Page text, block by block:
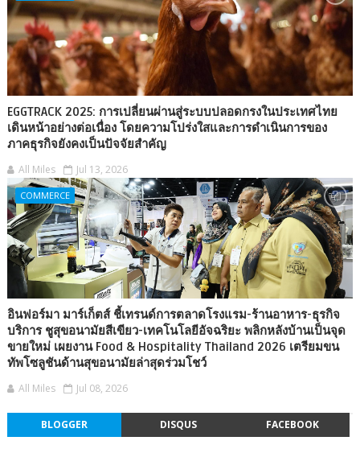
EGGTRACK 2025: การเปลี่ยนผ่านสู่ระบบปลอดกรงในประเทศไทย
เดินหน้าอย่างต่อเนื่อง โดยความโปร่งใสและการดำเนินการของ
ภาคธุรกิจยังคงเป็นปัจจัยสำคัญ
All Miles Jul 13, 2026
COMMERCE
อินฟอร์มา มาร์เก็ตส์ ชี้เทรนด์การตลาดโรงแรม-ร้านอาหาร-ธุรกิจ
บริการ ชูสุขอนามัยสีเขียว-เทคโนโลยีอัจฉริยะ พลิกหลังบ้านเป็นจุด
ขายใหม่ เผยงาน Food & Hospitality Thailand 2026 เตรียมขน
ทัพโซลูชันด้านสุขอนามัยล่าสุดร่วมโชว์
All Miles Jul 08, 2026
BLOGGER DISQUS FACEBOOK